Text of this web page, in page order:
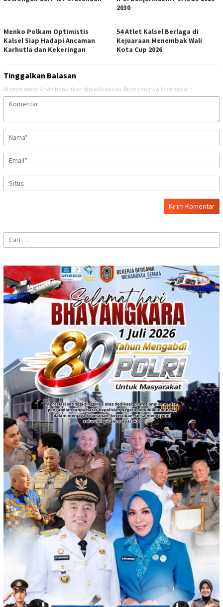
2030
Menko Polkam Optimistis
Kalsel Siap Hadapi Ancaman
Karhutla dan Kekeringan
54 Atlet Kalsel Berlaga di
Kejuaraan Menembak Wali
Kota Cup 2026
Tinggalkan Balasan
Alamat email Anda tidak akan dipublikasikan. Ruas yang wajib ditandai *
Cari
untuk: